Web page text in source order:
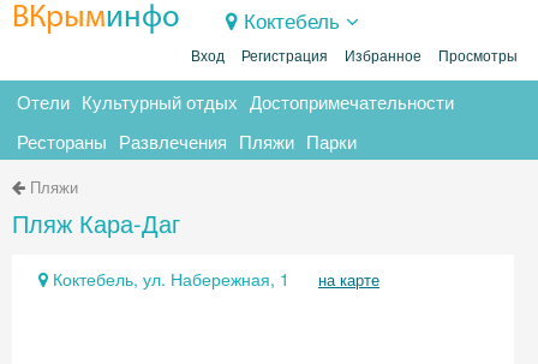
ВКрыминфо Коктебель
Вход Регистрация Избранное Просмотры
Отели Культурный отдых Достопримечательности
Рестораны Развлечения Пляжи Парки
Пляжи
Пляж Кара-Даг
Коктебель, ул. Набережная, 1 на карте